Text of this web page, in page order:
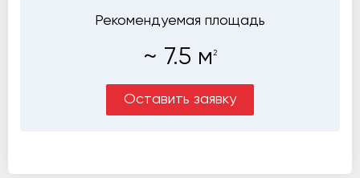
Рекомендуемая площадь
~ 7.5 м 2
Оставить заявку